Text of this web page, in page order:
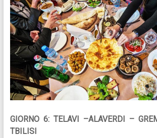
GIORNO 6: TELAVI –ALAVERDI –
TBILISI